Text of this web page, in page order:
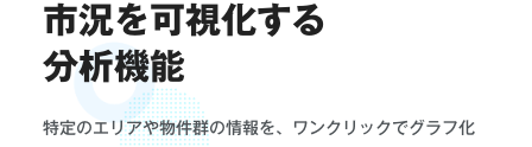
市況を可視化する
分析機能
特定のエリアや物件群の情報を、ワンクリックでグラフ化